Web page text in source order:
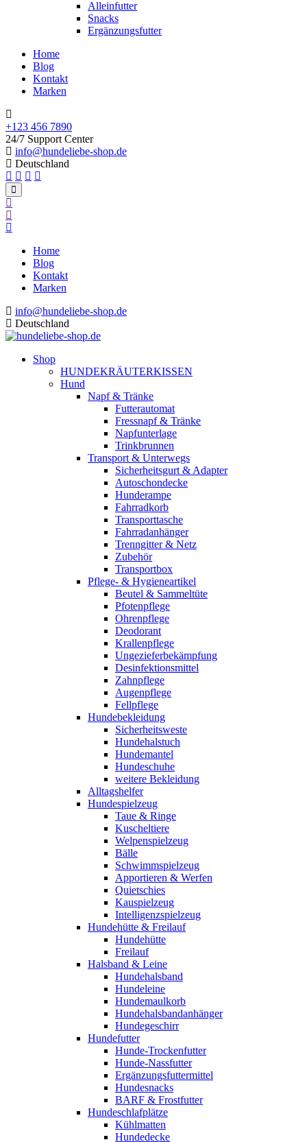
Alleinfutter
Snacks
Ergänzungsfutter
Home
Blog
Kontakt
Marken
+123 456 7890
24/7 Support Center
info@hundeliebe-shop.de
Deutschland
Home
Blog
Kontakt
Marken
info@hundeliebe-shop.de
Deutschland
Shop
HUNDEKRÄUTERKISSEN
Hund
Napf & Tränke
Futterautomat
Fressnapf & Tränke
Napfunterlage
Trinkbrunnen
Transport & Unterwegs
Sicherheitsgurt & Adapter
Autoschondecke
Hunderampe
Fahrradkorb
Transporttasche
Fahrradanhänger
Trenngitter & Netz
Zubehör
Transportbox
Pflege- & Hygieneartikel
Beutel & Sammeltüte
Pfotenpflege
Ohrenpflege
Deodorant
Krallenpflege
Ungezieferbekämpfung
Desinfektionsmittel
Zahnpflege
Augenpflege
Fellpflege
Hundebekleidung
Sicherheitsweste
Hundehalstuch
Hundemantel
Hundeschuhe
weitere Bekleidung
Alltagshelfer
Hundespielzeug
Taue & Ringe
Kuscheltiere
Welpenspielzeug
Bälle
Schwimmspielzeug
Apportieren & Werfen
Quietschies
Kauspielzeug
Intelligenzspielzeug
Hundehütte & Freilauf
Hundehütte
Freilauf
Halsband & Leine
Hundehalsband
Hundeleine
Hundemaulkorb
Hundehalsbandanhänger
Hundegeschirr
Hundefutter
Hunde-Trockenfutter
Hunde-Nassfutter
Ergänzungsfuttermittel
Hundesnacks
BARF & Frostfutter
Hundeschlafplätze
Kühlmatten
Hundedecke